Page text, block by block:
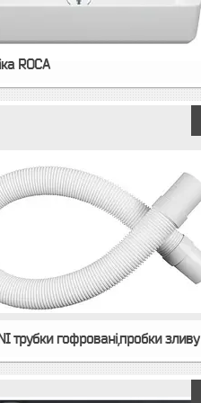
ROCA
трубки гофрованi,пробки зливу